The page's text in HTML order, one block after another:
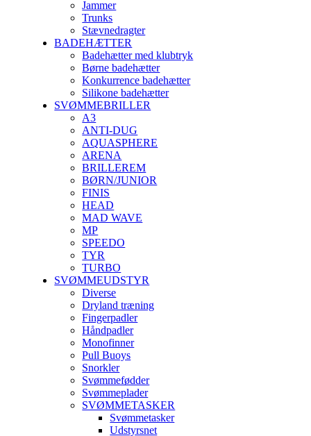
Jammer
Trunks
Stævnedragter
BADEHÆTTER
Badehætter med klubtryk
Børne badehætter
Konkurrence badehætter
Silikone badehætter
SVØMMEBRILLER
A3
ANTI-DUG
AQUASPHERE
ARENA
BRILLEREM
BØRN/JUNIOR
FINIS
HEAD
MAD WAVE
MP
SPEEDO
TYR
TURBO
SVØMMEUDSTYR
Diverse
Dryland træning
Fingerpadler
Håndpadler
Monofinner
Pull Buoys
Snorkler
Svømmefødder
Svømmeplader
SVØMMETASKER
Svømmetasker
Udstyrsnet